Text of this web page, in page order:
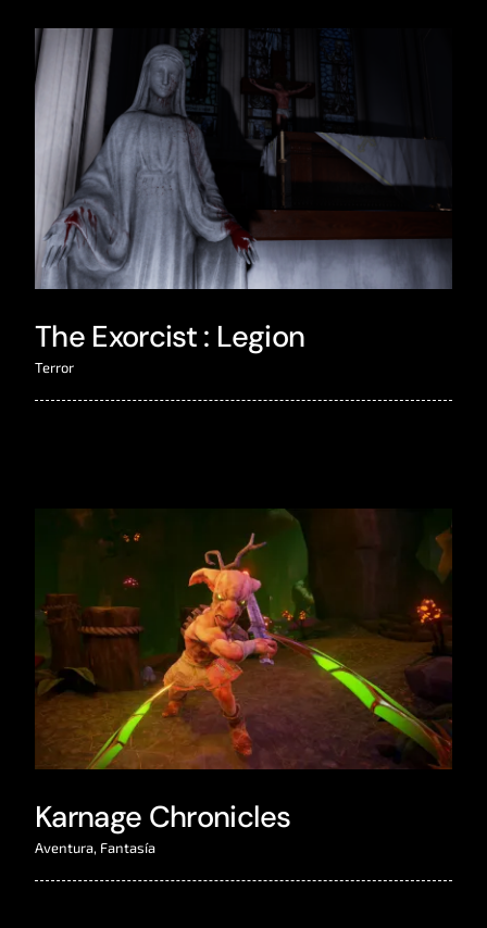
The Exorcist : Legion
Terror
Karnage Chronicles
Aventura, Fantasía